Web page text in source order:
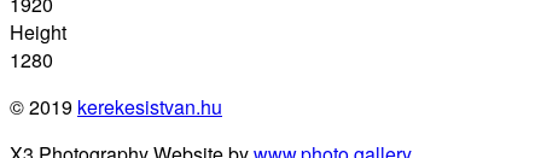
Height
1280
© 2019 kerekesistvan.hu